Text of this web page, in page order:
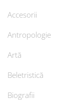
Accesorii
Antropologie
Artă
Beletristică
Biografii